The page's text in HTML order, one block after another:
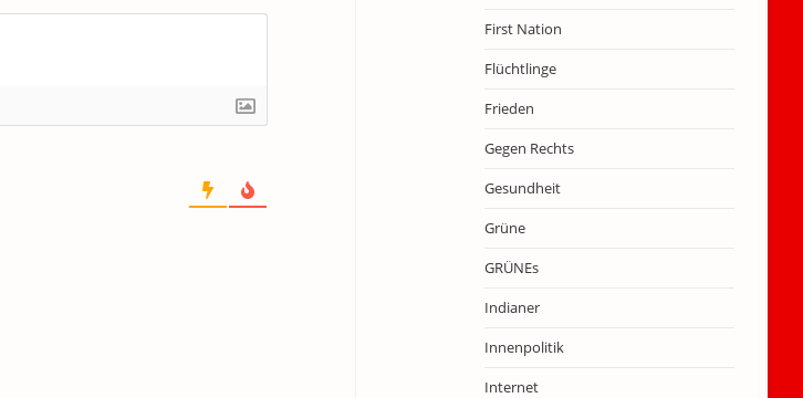
First Nation
Flüchtlinge
Frieden
Gegen Rechts
Gesundheit
Grüne
GRÜNEs
Indianer
Innenpolitik
Internet